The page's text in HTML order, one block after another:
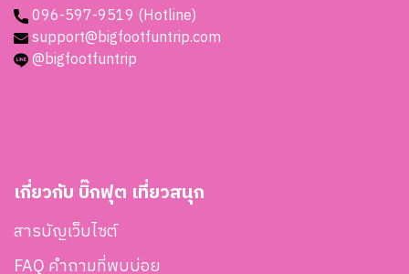
096-597-9519 (Hotline)
support@bigfootfuntrip.com
@bigfootfuntrip
เกี่ยวกับ บิ๊กฟุต เที่ยวสนุก
สารบัญเว็บไซต์
FAQ คำถามที่พบบ่อย